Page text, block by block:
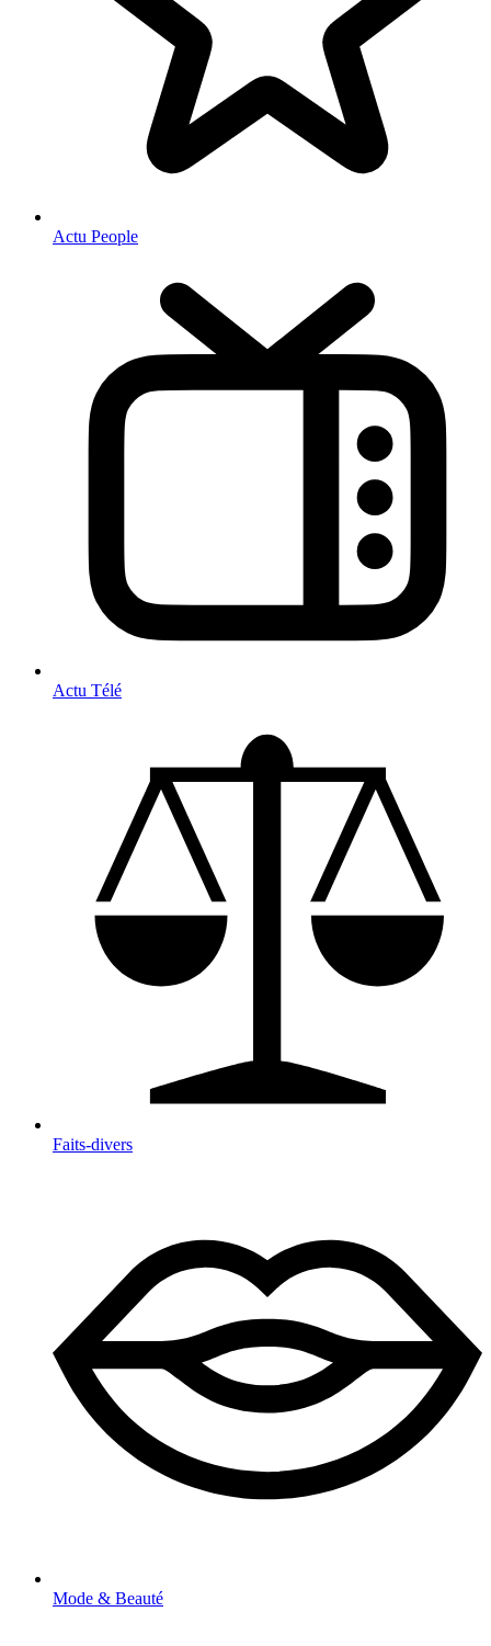
Actu People
Actu Télé
Faits-divers
Mode & Beauté